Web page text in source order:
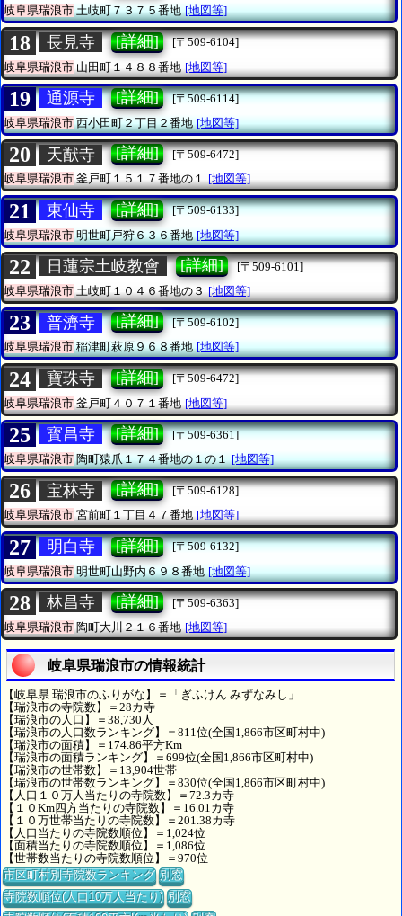
岐阜県瑞浪市土岐町７３７５番地 [地図等]
18 長見寺 [詳細]
[〒509-6104]
岐阜県瑞浪市 山田町１４８８番地 [地図等]
19 通源寺 [詳細]
[〒509-6114]
岐阜県瑞浪市西小田町２丁目２番地 [地図等]
20 天猷寺 [詳細]
[〒509-6472]
岐阜県瑞浪市釜戸町１５１７番地の１ [地図等]
21 東仙寺 [詳細]
[〒509-6133]
岐阜県瑞浪市明世町戸狩６３６番地 [地図等]
22 日蓮宗土岐教會 [詳細]
[〒509-6101]
岐阜県瑞浪市 土岐町１０４６番地の３ [地図等]
23 普濟寺 [詳細]
[〒509-6102]
岐阜県瑞浪市稲津町萩原９６８番地 [地図等]
24 寶珠寺 [詳細]
[〒509-6472]
岐阜県瑞浪市 釜戸町４０７１番地 [地図等]
25 寳昌寺 [詳細]
[〒509-6361]
岐阜県瑞浪市陶町猿爪１７４番地の１の１ [地図等]
26 宝林寺 [詳細]
[〒509-6128]
岐阜県瑞浪市宮前町１丁目４７番地 [地図等]
27 明白寺 [詳細]
[〒509-6132]
岐阜県瑞浪市明世町山野内６９８番地 [地図等]
28 林昌寺 [詳細]
[〒509-6363]
岐阜県瑞浪市 陶町大川２１６番地 [地図等]
岐阜県瑞浪市の情報統計
【岐阜県 瑞浪市のふりがな】＝「ぎふけん みずなみし」
【瑞浪市の寺院数】＝28カ寺
【瑞浪市の人口】＝38,730人
【瑞浪市の人口数ランキング】＝811位(全国1,866市区町村中)
【瑞浪市の面積】＝174.86平方Km
【瑞浪市の面積ランキング】＝699位(全国1,866市区町村中)
【瑞浪市の世帯数】＝13,904世帯
【瑞浪市の世帯数ランキング】＝830位(全国1,866市区町村中)
【人口１０万人当たりの寺院数】＝72.3カ寺
【１０Km四方当たりの寺院数】＝16.01カ寺
【１０万世帯当たりの寺院数】＝201.38カ寺
【人口当たりの寺院数順位】＝1,024位
【面積当たりの寺院数順位】＝1,086位
【世帯数当たりの寺院数順位】＝970位
市区町村別寺院数ランキング 別窓
寺院数順位(人口10万人当たり) 別窓